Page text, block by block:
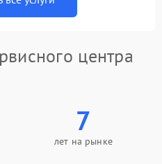
центра
7
лет на рынке